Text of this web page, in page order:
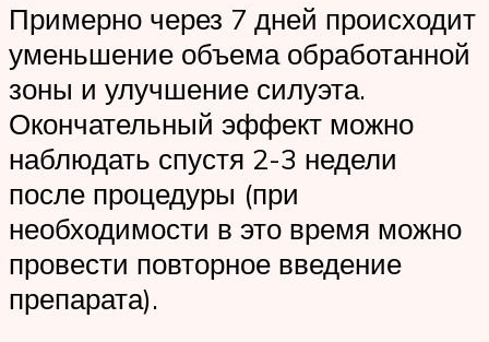
Примерно через 7 дней происходит
уменьшение объема обработанной
зоны и улучшение силуэта.
Окончательный эффект можно
наблюдать спустя 2-3 недели
после процедуры (при
необходимости в это время можно
провести повторное введение
препарата).